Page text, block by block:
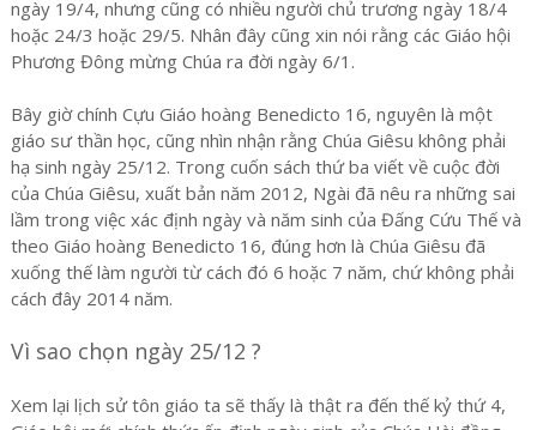
ngày 19/4, nhưng cũng có nhiều người chủ trương ngày 18/4
hoặc 24/3 hoặc 29/5. Nhân đây cũng xin nói rằng các Giáo hội
Phương Đông mừng Chúa ra đời ngày 6/1.
Bây giờ chính Cựu Giáo hoàng Benedicto 16, nguyên là một
giáo sư thần học, cũng nhìn nhận rằng Chúa Giêsu không phải
hạ sinh ngày 25/12. Trong cuốn sách thứ ba viết về cuộc đời
của Chúa Giêsu, xuất bản năm 2012, Ngài đã nêu ra những sai
lầm trong việc xác định ngày và năm sinh của Đấng Cứu Thế và
theo Giáo hoàng Benedicto 16, đúng hơn là Chúa Giêsu đã
xuống thế làm người từ cách đó 6 hoặc 7 năm, chứ không phải
cách đây 2014 năm.
Vì sao chọn ngày 25/12 ?
Xem lại lịch sử tôn giáo ta sẽ thấy là thật ra đến thế kỷ thứ 4,